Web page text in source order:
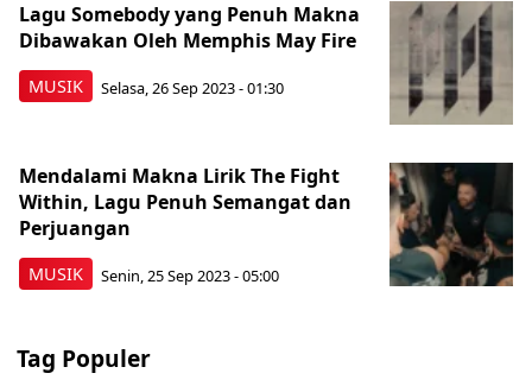
MUSIK
Lagu Somebody yang Penuh Makna
Dibawakan Oleh Memphis May Fire
Selasa, 26 Sep 2023 - 01:30
MUSIK
Mendalami Makna Lirik The Fight
Within, Lagu Penuh Semangat dan
Perjuangan
Senin, 25 Sep 2023 - 05:00
Tag Populer